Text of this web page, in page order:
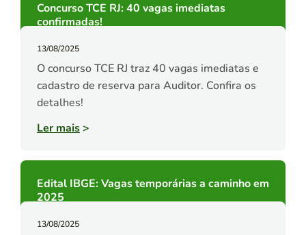
Concurso TCE RJ: 40 vagas imediatas
confirmadas!
13/08/2025
O concurso TCE RJ traz 40 vagas imediatas e
cadastro de reserva para Auditor. Confira os
detalhes!
Ler mais>
Edital IBGE: Vagas temporárias a caminho em
2025
13/08/2025